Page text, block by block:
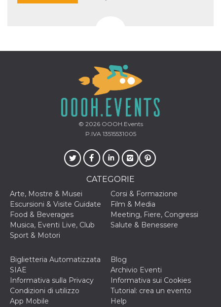
© 2026OOOH.Events
P.IVA 13515531005
CATEGORIE
Arte, Mostre & Musei
Corsi & Formazione
Escursioni & Visite Guidate
Film & Media
Food & Beverages
Meeting, Fiere, Congressi
Musica, Eventi Live, Club
Salute & Benessere
Sport & Motori
Biglietteria Automatizzata
SIAE
Blog
Archivio Eventi
Informativa sulla Privacy
Informativa sui Cookies
Condizioni di utilizzo
Tutorial: crea un evento
App Mobile
Help